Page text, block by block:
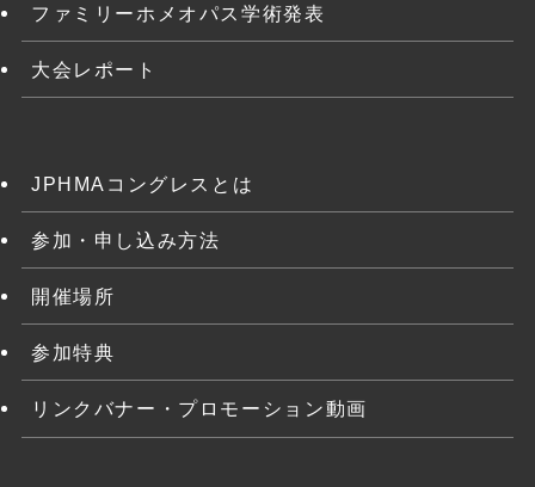
ファミリーホメオパス学術発表
大会レポート
JPHMAコングレスとは
参加・申し込み方法
開催場所
参加特典
リンクバナー・プロモーション動画